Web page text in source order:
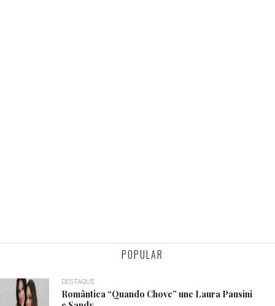
POPULAR
DESTAQUE
Romântica “Quando Chove” une Laura Pausini